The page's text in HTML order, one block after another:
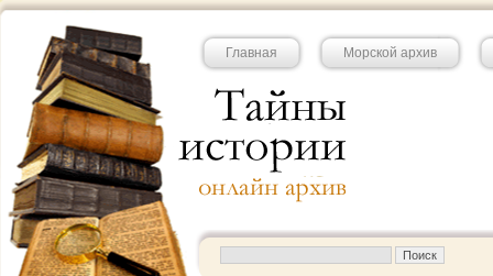
Главная Морской архив